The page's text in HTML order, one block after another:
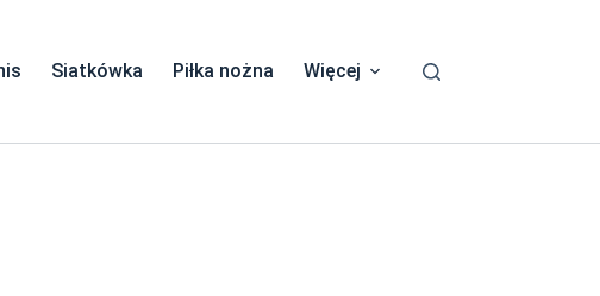
Siatkówka Piłka nożna Więcej